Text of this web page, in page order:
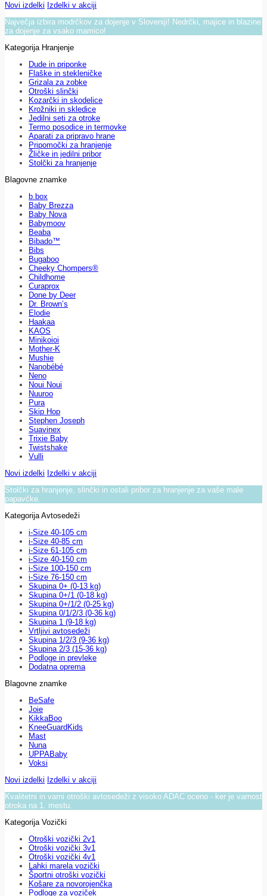
Novi izdelki Izdelki v akciji
Največja izbira modrčkov za dojenje v Sloveniji! Nedrčki, majice in blazine
za dojenje za vsako mamico!
Kategorija Hranjenje
Dude in priponke
Flaške in stekleničke
Grizala za zobke
Otroški slinčki
Kozarčki in skodelice
Krožniki in skledice
Jedilni seti za otroke
Termo posodice in termovke
Aparati za pripravo hrane
Pripomočki za hranjenje
Žličke in jedilni pribor
Stolčki za hranjenje
Blagovne znamke
b.box
Baby Brezza
Baby Nova
Babymoov
Beaba
Bibado™
Bibs
Bugaboo
Cheeky Chompers®
Childhome
Curaprox
Done by Deer
Dr. Brown’s
Elodie
Haakaa
KAOS
Minikoioi
Mother-K
Mushie
Nanobébé
Neno
Noui Noui
Nuuroo
Pura
Skip Hop
Stephen Joseph
Suavinex
Trixie Baby
Twistshake
Vulli
Novi izdelki Izdelki v akciji
Stolčki za hranjenje, slinčki in ostali pribor za hranjenje za vaše male
papavčke.
Kategorija Avtosedeži
i-Size 40-105 cm
i-Size 40-85 cm
i-Size 61-105 cm
i-Size 40-150 cm
i-Size 100-150 cm
i-Size 76-150 cm
Skupina 0+ (0-13 kg)
Skupina 0+/1 (0-18 kg)
Skupina 0+/1/2 (0-25 kg)
Skupina 0/1/2/3 (0-36 kg)
Skupina 1 (9-18 kg)
Vrtljivi avtosedeži
Skupina 1/2/3 (9-36 kg)
Skupina 2/3 (15-36 kg)
Podloge in prevleke
Dodatna oprema
Blagovne znamke
BeSafe
Joie
KikkaBoo
KneeGuardKids
Mast
Nuna
UPPABaby
Voksi
Novi izdelki Izdelki v akciji
Kvalitetni in varni otroški avtosedeži z visoko ADAC oceno - ker je varnost
otroka na 1. mestu.
Kategorija Vozički
Otroški vozički 2v1
Otroški vozički 3v1
Otroški vozički 4v1
Lahki marela vozički
Športni otroški vozički
Košare za novorojenčka
Podloge za voziček